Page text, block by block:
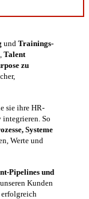
und Trainings-
Talent
zu
sie ihre HR-
So
Systeme
Werte und
Pipelines und
Kunden
erfolgreich